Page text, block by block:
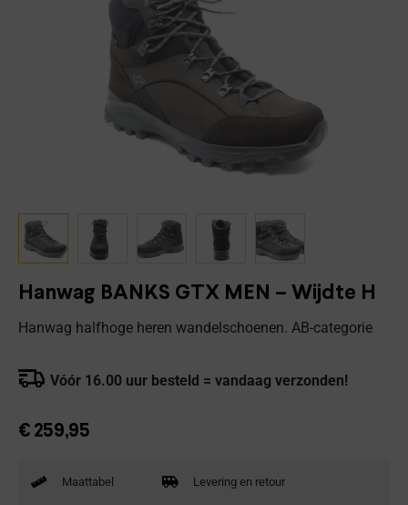
Hanwag BANKS GTX MEN – Wijdte H
Hanwag halfhoge heren wandelschoenen. AB-categorie
Vóór 16.00 uur besteld = vandaag verzonden!
€ 259,95
Maattabel Levering en retour